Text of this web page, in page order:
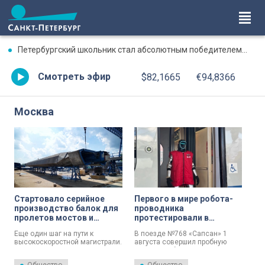
Петербургский школьник стал абсолютным победителем Международной олимпиады по ИИ
Смотреть эфир $82,1665 €94,8366
Москва
Стартовало серийное
производство балок для
пролетов мостов и
Еще один шаг на пути к
высокоскоростной магистрали.
эстакад ВСМ вышли в
Первого в мире робота-
проводника
протестировали в
В поезде №768 «Сапсан» 1
августа совершил пробную
Володя – первый в мире